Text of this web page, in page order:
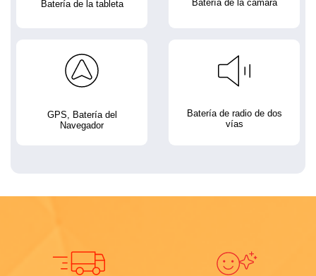
Batería de la tableta Batería de la cámara
GPS, Batería del
Navegador
Batería de radio de dos
vías